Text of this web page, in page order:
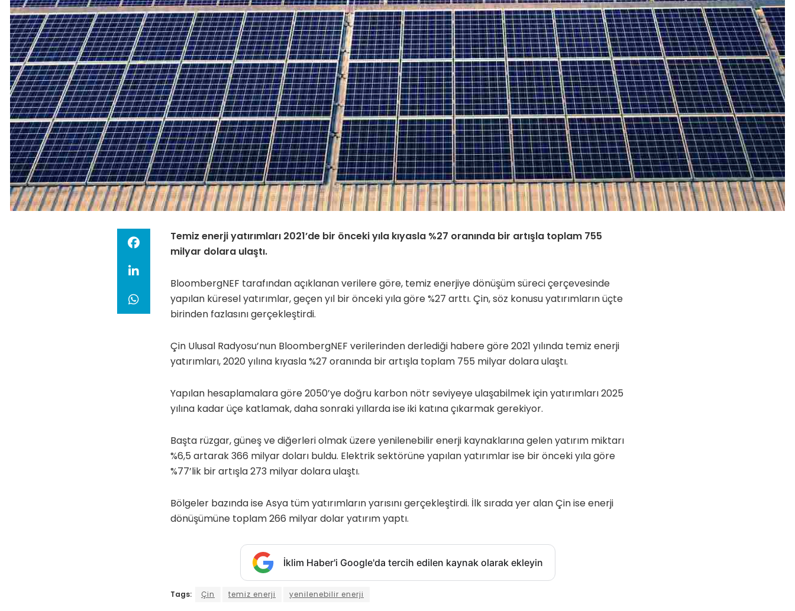
Temiz enerji yatırımları 2021’de bir önceki yıla kıyasla %27 oranında bir artışla toplam 755
milyar dolara ulaştı.
BloombergNEF tarafından açıklanan verilere göre, temiz enerjiye dönüşüm süreci çerçevesinde
yapılan küresel yatırımlar, geçen yıl bir önceki yıla göre %27 arttı. Çin, söz konusu yatırımların üçte
birinden fazlasını gerçekleştirdi.
Çin Ulusal Radyosu’nun BloombergNEF verilerinden derlediği habere göre 2021 yılında temiz enerji
yatırımları, 2020 yılına kıyasla %27 oranında bir artışla toplam 755 milyar dolara ulaştı.
Yapılan hesaplamalara göre 2050’ye doğru karbon nötr seviyeye ulaşabilmek için yatırımları 2025
yılına kadar üçe katlamak, daha sonraki yıllarda ise iki katına çıkarmak gerekiyor.
Başta rüzgar, güneş ve diğerleri olmak üzere yenilenebilir enerji kaynaklarına gelen yatırım miktarı
%6,5 artarak 366 milyar doları buldu. Elektrik sektörüne yapılan yatırımlar ise bir önceki yıla göre
%77’lik bir artışla 273 milyar dolara ulaştı.
Bölgeler bazında ise Asya tüm yatırımların yarısını gerçekleştirdi. İlk sırada yer alan Çin ise enerji
dönüşümüne toplam 266 milyar dolar yatırım yaptı.
İklim Haber'i Google'da tercih edilen kaynak olarak ekleyin
Tags: Çin temiz enerji yenilenebilir enerji